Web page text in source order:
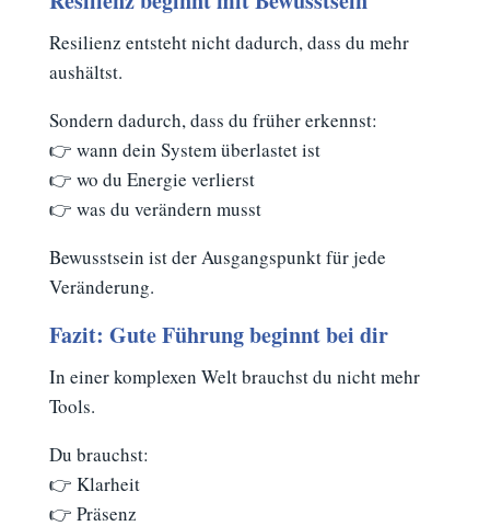
Resilienz entsteht nicht dadurch, dass du mehr
aushältst.
Sondern dadurch, dass du früher erkennst:
👉 wann dein System überlastet ist
👉 wo du Energie verlierst
👉 was du verändern musst
Bewusstsein ist der Ausgangspunkt für jede
Veränderung.
Fazit: Gute Führung beginnt bei dir
In einer komplexen Welt brauchst du nicht mehr
Tools.
Du brauchst:
👉 Klarheit
👉 Präsenz